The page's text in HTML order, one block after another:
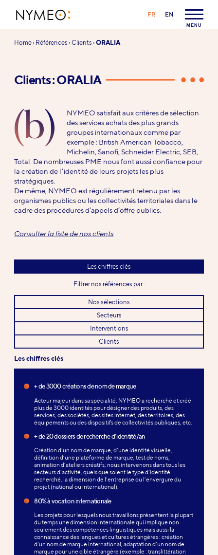
MENU
LANGAGE :
FR EN
Vous
Home› Références›Clients›ORALIA
Clients : ORALIA
(b)
NYMEO satisfait aux critères de sélection
des services achats des plus grands
groupes internationaux comme par
exemple : British American Tobacco,
Michelin, Sanofi, Schneider Electric, SEB,
Total. De nombreuses PME nous font aussi confiance pour
la création de l’identité de leurs projets les plus
stratégiques.
De même, NYMEO est régulièrement retenu par les
organismes publics ou les collectivités territoriales dans le
cadre des procédures d’appels d’offre publics.
Consulter la liste de nos clients
Les chiffres clés
Filtrer nos références par :
Nos sélections
Secteurs
Interventions
Clients
Les chiffres clés
+ de 3000 créations de nom de marque
Acteur majeur dans sa spécialité, NYMEO a recherché et créé
plus de 3000 identités pour désigner des produits, des
services, des sociétés, des sites internet, des territoires, des
équipements ou des dispositifs de collectivités publiques, etc.
+ de 20 dossiers de recherche d’identité/an
Création d’un nom de marque, d’une identité visuelle,
définition d’une plateforme de marque, test de noms,
animation d’ateliers créatifs, nous intervenons dans tous les
secteurs d’activité, quels que soient le type d’identité
recherché, la dimension de l’entreprise ou l’envergure du
projet (national ou international).
80% à vocation internationale
Les projets pour lesquels nous travaillons présentent la plupart
du temps une dimension internationale qui implique non
seulement des compétences linguistiques mais aussi la
connaissance des langues et cultures étrangères : création
d’un nom de marque international, adaptation d’un nom de
marque pour une cible étrangère (exemple : translittération